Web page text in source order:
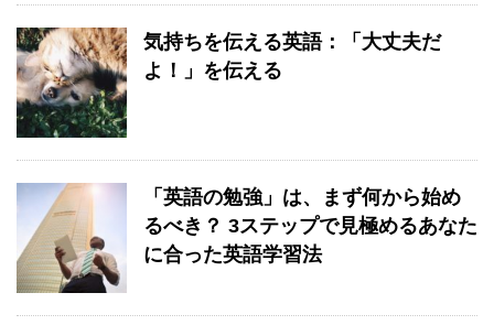
気持ちを伝える英語：「大丈夫だ
よ！」を伝える
「英語の勉強」は、まず何から始め
るべき？ 3ステップで見極めるあなた
に合った英語学習法